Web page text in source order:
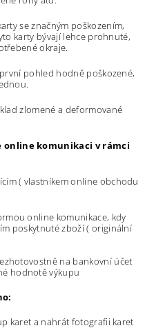
se značným poškozením,
karty bývají lehce prohnuté,
okraje.
pohled hodně poškozené,
zlomené a deformované
online komunikaci v rámci
( vlastníkem online obchodu
online komunikace, kdy
poskytnuté zboží ( originální
na bankovní účet
hodnotě výkupu
karet a nahrát fotografii karet